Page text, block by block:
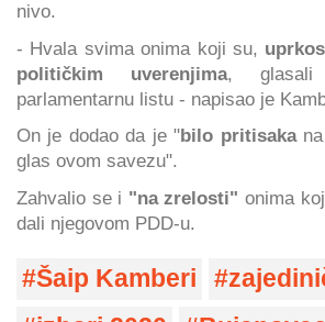
nivo.
- Hvala svima onima koji su, uprkos
političkim uverenjima, glasali
parlamentarnu listu - napisao je
On je dodao da je "bilo pritisaka
glas ovom savezu".
Zahvalio se i "na zrelosti" onima
dali njegovom PDD-u.
Šaip Kamberi